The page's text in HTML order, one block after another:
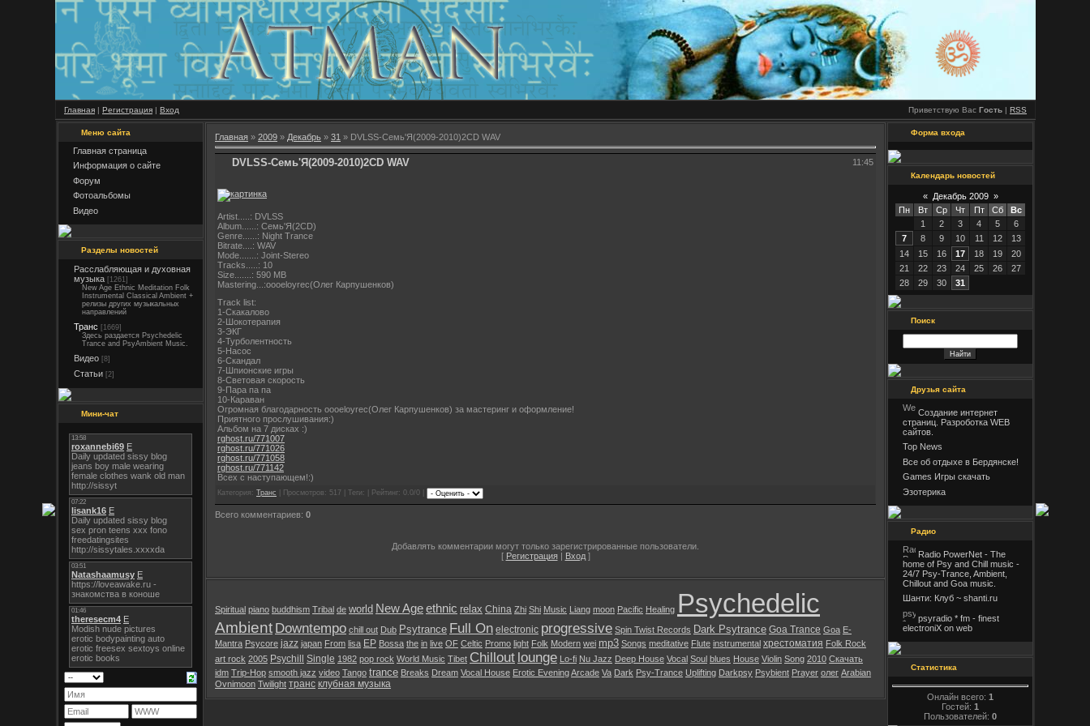
Главная | Регистрация | Вход Приветствую Вас Гость | RSS
Меню сайта
Главная страница
Информация о сайте
Форум
Фотоальбомы
Видео
Разделы новостей
Расслабляющая и духовная
музыка [1261]
New Age Ethnic Meditation Folk
Instrumental Classical Ambient +
релизы других музыкальных
направлений
Транс [1669]
Здесь раздается Psychedelic
Trance and PsyAmbient Music.
Видео [8]
Статьи [2]
Мини-чат
Главная » 2009 » Декабрь » 31 » DVLSS-Семь'Я(2009-2010)2CD WAV
DVLSS-Семь'Я(2009-2010)2CD WAV 11:45
Artist.....: DVLSS
Album......: Семь'Я(2CD)
Genre......: Night Trance
Bitrate....: WAV
Mode.......: Joint-Stereo
Tracks.....: 10
Size.......: 590 MB
Mastering...:oooeloyrec(Олег Карпушенков)
Track list:
1-Скакалово
2-Шокотерапия
3-ЭКГ
4-Турболентность
5-Насос
6-Скандал
7-Шпионские игры
8-Световая скорость
9-Пара па па
10-Караван
Огромная благодарность oooeloyrec(Олег Карпушенков) за мастеринг и оформление!
Приятного прослушивания:)
Альбом на 7 дисках :)
rghost.ru/771007
rghost.ru/771026
rghost.ru/771058
rghost.ru/771142
Всех с наступающем!:)
Категория: Транс | Просмотров: 517 | Теги: | Рейтинг: 0.0/0 |
Всего комментариев: 0
Добавлять комментарии могут только зарегистрированные пользователи.
[ Регистрация| Вход]
Spiritual piano buddhism Tribal de world New Ageethnic relax China Zhi Shi Music Liang moon Pacific Healing Psychedelic
Ambient Downtempo chill out Dub Psytrance Full On electronic progressive Spin Twist Records Dark Psytrance Goa Trance Goa E-
Mantra Psycore jazz japan From lisa EP Bossa the in live OF Celtic Promo light Folk Modern wei mp3 Songs meditative Flute instrumental хрестоматия Folk Rock
art rock 2005 Psychill Single 1982 pop rock World Music Tibet Chillout lounge Lo-fi Nu Jazz Deep House Vocal Soul blues House Violin Song 2010 Скачать
idm Trip-Hop smooth jazz video Tango trance Breaks Dream Vocal House Erotic EveningArcade Va Dark Psy-Trance Uplifting Darkpsy Psybient Prayer олег Arabian
Ovnimoon Twilight транс клубная музыка
Форма входа
Календарь новостей
« Декабрь 2009 »
Пн
Вт Ср Чт Пт Сб
Вс
1
2 3 4 5
6
7
8 9 10 11 12
13
14
15 16 17 18 19
20
21
22 23 24 25 26
27
28
29 30 31
Поиск
Друзья сайта
Создание интернет
страниц. Разроботка WEB
сайтов.
Top News
Все об отдыхе в Бердянске!
Games Игры скачать
Эзотерика
Радио
Radio PowerNet - The
home of Psy and Chill music -
24/7 Psy-Trance, Ambient,
Chillout and Goa music.
Шанти: Клуб ~ shanti.ru
psyradio * fm - finest
electroniX on web
Статистика
Онлайн всего: 1
Гостей: 1
Пользователей: 0